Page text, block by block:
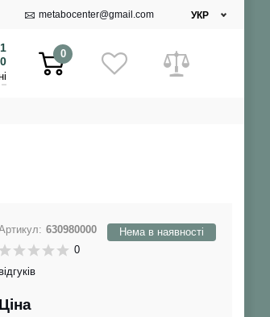
metabocenter@gmail.com УКР
0
Нема в наявності
630980000
0
відгуків
Ціна